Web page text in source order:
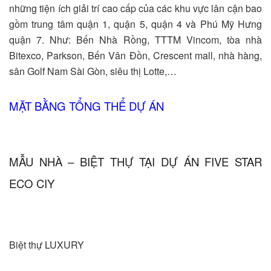
những tiện ích giải trí cao cấp của các khu vực lân cận bao
gồm trung tâm quận 1, quận 5, quận 4 và Phú Mỹ Hưng
quận 7. Như: Bến Nhà Rồng, TTTM Vincom, tòa nhà
Bitexco, Parkson, Bến Vân Đồn, Crescent mall, nhà hàng,
sân Golf Nam Sài Gòn, siêu thị Lotte,…
MẶT BẰNG TỔNG THỂ DỰ ÁN
MẪU NHÀ – BIỆT THỰ TẠI DỰ ÁN FIVE STAR
ECO CIY
Biệt thự LUXURY